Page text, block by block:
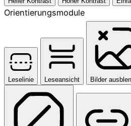
Orientierungsmodule
Leselinie Leseansicht Bilder